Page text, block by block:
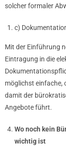
solcher formaler
c)
Mit der Einführung
Eintragung in die
möglichst einfache,
damit der
Angebote führt.
Wo noch kein
wichtig ist